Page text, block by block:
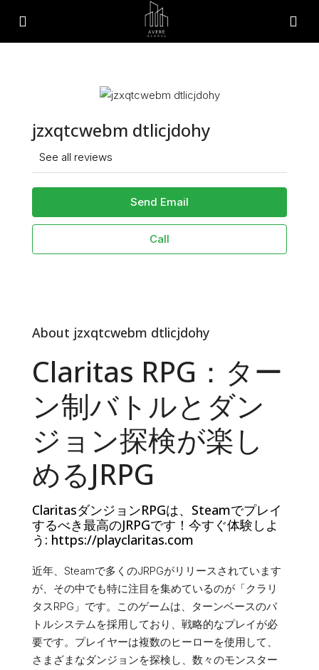
jzxqtcwebm dtlicjdohy
See all reviews
Send Email
Call
About jzxqtcwebm dtlicjdohy
Claritas RPG：ター
ン制バトルとダン
ジョン探検が楽し
めるJRPG
ClaritasダンジョンRPGは、Steamでプレイ
するべき最高のJRPGです！今すぐ体験しよ
う: https://playclaritas.com
近年、Steamで多くのJRPGがリリースされています
が、その中でも特に注目を集めているのが「クラリ
タスRPG」です。このゲームは、ターンベースのバ
トルシステムを採用しており、戦略的なプレイが必
要です。プレイヤーは複数のヒーローを使用して、
さまざまなダンジョンを探検し、数々のモンスター